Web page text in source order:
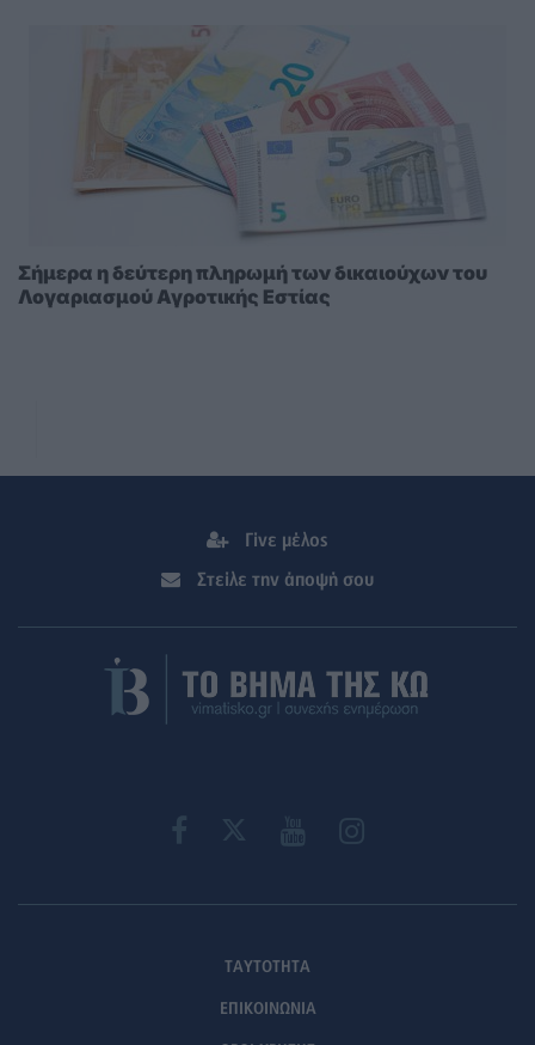
Σήμερα η δεύτερη πληρωμή των δικαιούχων του
Λογαριασμού Αγροτικής Εστίας
Γίνε μέλος
Στείλε την άποψή σου
ΤΑΥΤΟΤΗΤΑ
ΕΠΙΚΟΙΝΩΝΙΑ